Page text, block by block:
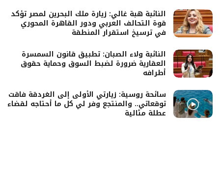
النائبة هبة غالي: زيارة ملك البحرين لمصر تؤكد
قوة التحالف العربي ودور القاهرة المحوري
في ترسيخ استقرار المنطقة
النائبة ولاء الصبان: تطبيق قانون السمسرة
العقارية ضرورة لضبط السوق وحماية حقوق
أطرافه
سائحة روسية: زيارتي الأولى إلى الغردقة فاقت
توقعاتي.. والمنتجع وفر لي كل ما أحتاجه لقضاء
عطلة مثالية